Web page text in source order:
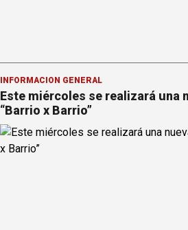
INFORMACION GENERAL
Este miércoles se realizará una
“Barrio x Barrio”